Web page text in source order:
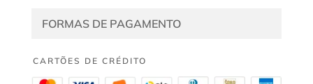
FORMAS DE PAGAMENTO
CARTÕES DE CRÉDITO